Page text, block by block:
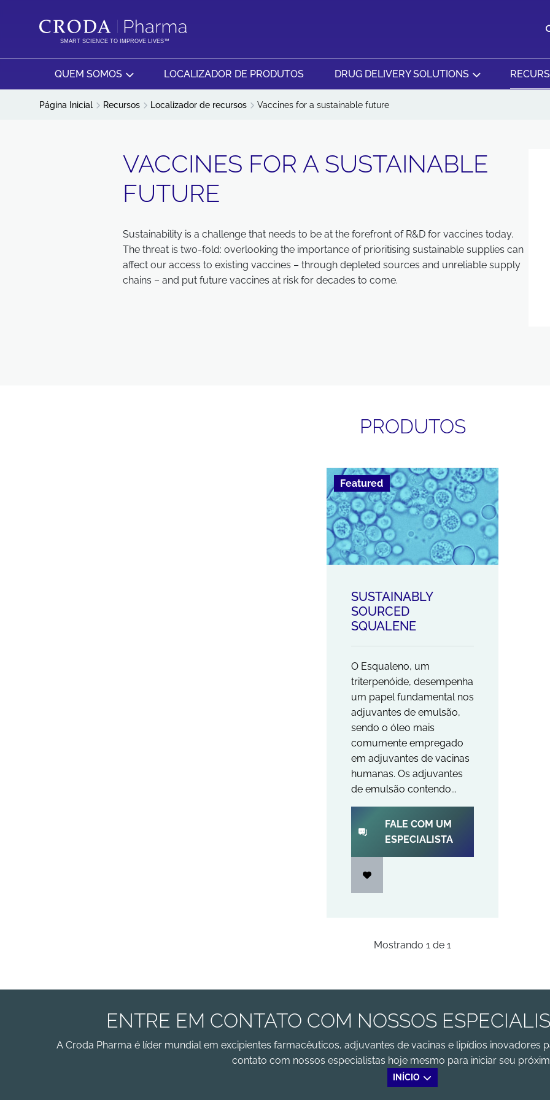
SMART SCIENCE TO IMPROVE LIVES™
QUEM SOMOS LOCALIZADOR DE PRODUTOS DRUG DELIVERY SOLUTIONS
Página Inicial Recursos Localizador de recursos Vaccines for a sustainable future
VACCINES FOR A SUSTAINABLE
FUTURE
Sustainability is a challenge that needs to be at the forefront of R&D for vaccines today.
The threat is two-fold: overlooking the importance of prioritising sustainable supplies can
affect our access to existing vaccines – through depleted sources and unreliable supply
chains – and put future vaccines at risk for decades to come.
PRODUTOS
Featured
SUSTAINABLY
SOURCED
SQUALENE
O Esqualeno, um
triterpenóide, desempenha
um papel fundamental nos
adjuvantes de emulsão,
sendo o óleo mais
comumente empregado
em adjuvantes de vacinas
humanas. Os adjuvantes
de emulsão contendo...
FALE COM UM
ESPECIALISTA
Mostrando 1 de 1
ENTRE EM CONTATO COM NOSSOS
A Croda Pharma é líder mundial em excipientes farmacêuticos, adjuvantes de vacinas e lipídios inovadores
contato com nossos especialistas hoje mesmo para iniciar seu
INÍCIO